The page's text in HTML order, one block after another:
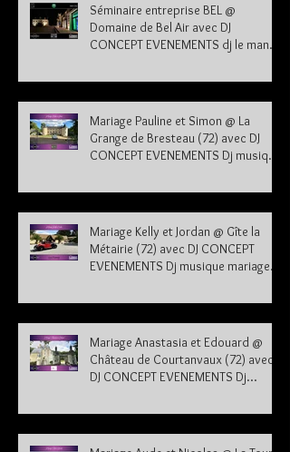
Séminaire entreprise BEL @
Domaine de Bel Air avec DJ
CONCEPT EVENEMENTS dj le mans
Mariage Pauline et Simon @ La
Grange de Bresteau (72) avec DJ
CONCEPT EVENEMENTS Dj musique
Mariage Kelly et Jordan @ Gîte la
Métairie (72) avec DJ CONCEPT
EVENEMENTS Dj musique mariage
Mariage Anastasia et Edouard @
Château de Courtanvaux (72) avec
DJ CONCEPT EVENEMENTS Dj